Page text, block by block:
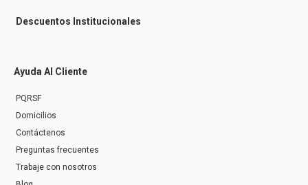
Descuentos Institucionales
Ayuda Al Cliente
PQRSF
Domicilios
Contáctenos
Preguntas frecuentes
Trabaje con nosotros